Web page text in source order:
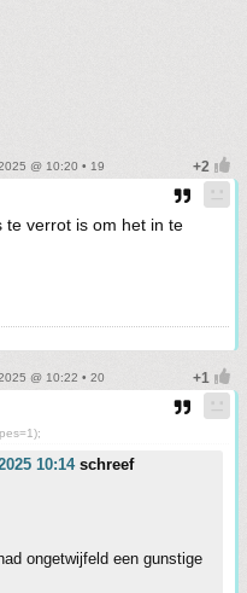
@ 10:20 • 19
te verrot is om het in te
@ 10:22 • 20
10:14schreef
ongetwijfeld een gunstige